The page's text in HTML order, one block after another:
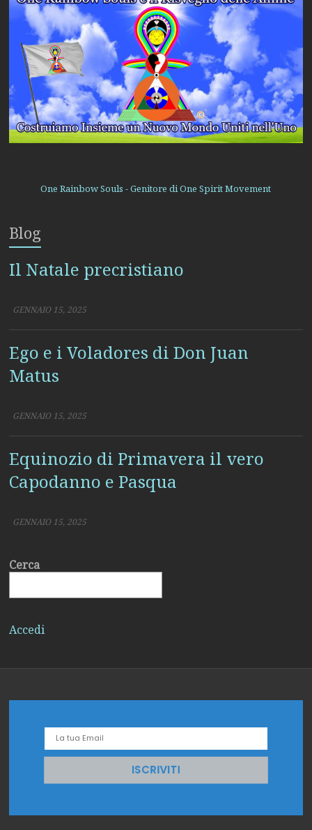
One Rainbow Souls - Genitore di One Spirit Movement
Blog
Ego e i Voladores di Don Juan
Equinozio di Primavera il vero
Il Vangelo di Tommaso
di oscurità
Il Natale precristiano
Cerca
Accedi